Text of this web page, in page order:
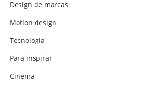
Design de marcas
Motion design
Tecnologia
Para inspirar
Cinema